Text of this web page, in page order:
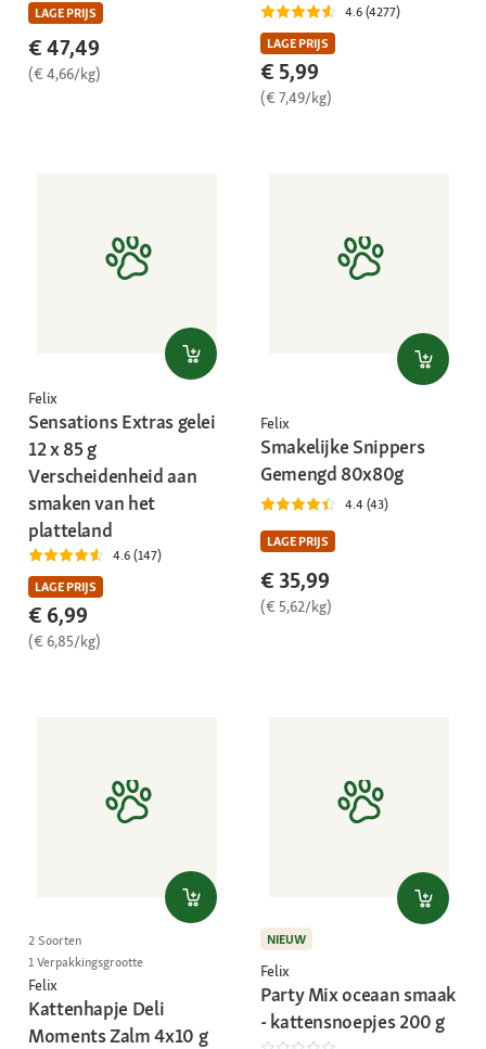
LAGE PRIJS
€ 47,49
(€ 4,66/kg)
4.6 (4277)
LAGE PRIJS
€ 5,99
(€ 7,49/kg)
Felix
Sensations Extras gelei
12 x 85 g
Verscheidenheid aan
smaken van het
platteland
4.6 (147)
LAGE PRIJS
€ 6,99
(€ 6,85/kg)
Felix
Smakelijke Snippers
Gemengd 80x80g
4.4 (43)
LAGE PRIJS
€ 35,99
(€ 5,62/kg)
2 Soorten
1 Verpakkingsgrootte
Felix
Kattenhapje Deli
Moments Zalm 4x10 g
NIEUW
Felix
Party Mix oceaan smaak
- kattensnoepjes 200 g